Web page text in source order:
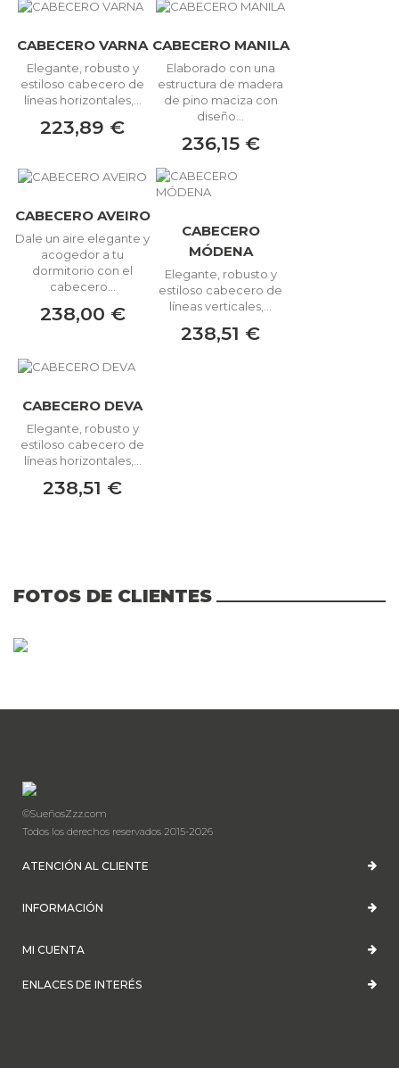
CABECERO VARNA
Elegante, robusto y
estiloso cabecero de
líneas horizontales,...
223,89 €
CABECERO MANILA
Elaborado con una
estructura de madera
de pino maciza con
diseño...
236,15 €
CABECERO AVEIRO
Dale un aire elegante y
acogedor a tu
dormitorio con el
cabecero...
238,00 €
CABECERO
MÓDENA
Elegante, robusto y
estiloso cabecero de
líneas verticales,...
238,51 €
CABECERO DEVA
Elegante, robusto y
estiloso cabecero de
líneas horizontales,...
238,51 €
FOTOS DE CLIENTES
©SueñosZzz.com
Todos los derechos reservados 2015-2026
ATENCIÓN AL CLIENTE
INFORMACIÓN
MI CUENTA
ENLACES DE INTERÉS